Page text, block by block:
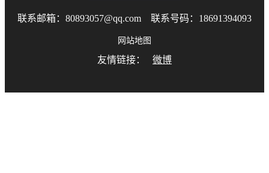
联系邮箱：80893057@qq.com 联系号码：18691394093
网站地图
友情链接： 微博